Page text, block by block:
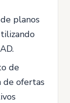
planos
de
de ofertas